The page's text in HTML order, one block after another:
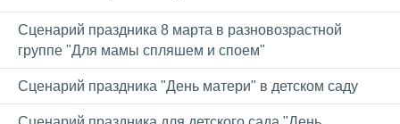
Сценарий праздника 8 марта в разновозрастной
группе "Для мамы спляшем и споем"
Сценарий праздника "День матери" в детском саду